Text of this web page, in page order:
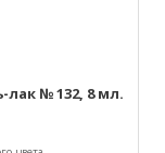
лак № 132, 8 мл.